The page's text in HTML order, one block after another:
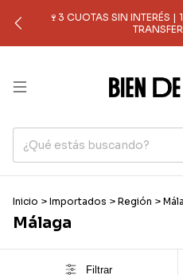
🍷3 CUOTAS SIN INTERÉS |
Inicio > Importados > Región >
Málaga
Filtrar